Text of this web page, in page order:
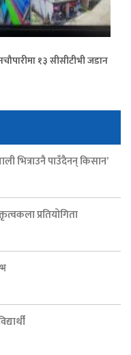
१३ सीसीटीभी जडान
भित्राउनै पाउँदैनन् किसान’
प्रतियोगिता